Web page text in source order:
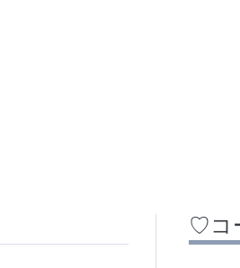
♡コ